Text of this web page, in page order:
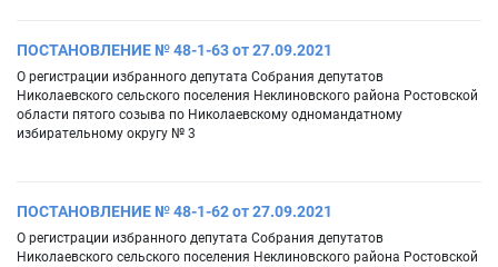
ПОСТАНОВЛЕНИЕ № 48-1-63 от 27.09.2021
О регистрации избранного депутата Собрания депутатов
Николаевского сельского поселения Неклиновского района Ростовской
области пятого созыва по Николаевскому одномандатному
избирательному округу № 3
ПОСТАНОВЛЕНИЕ № 48-1-62 от 27.09.2021
О регистрации избранного депутата Собрания депутатов
Николаевского сельского поселения Неклиновского района Ростовской